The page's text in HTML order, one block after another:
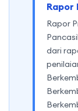
Rapor
Rapor
dari